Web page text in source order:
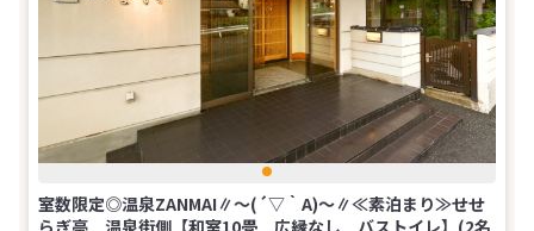
室数限定◎温泉ZANMAI∥～(´▽｀A)～∥≪素泊まり≫せせ
らぎ亭 温泉街側【和室10畳 広縁なし バストイレ】(2名